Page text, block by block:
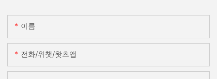
이름
전화/위챗/왓츠앱